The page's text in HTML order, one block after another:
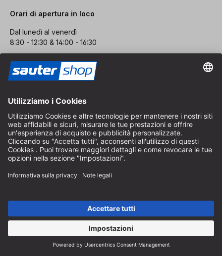
Orari di apertura in loco
Dal lunedì al venerdì
8:30 - 12:30 & 14:00 - 16:30
Indicazioni sullo scarto di batterie
Istruzioni per l'imballaggio
Spese di consegna e spedizione
Pagamento e tasse
Modulo di contatto
Diritto di recesso
Servizio FAQ
Chi siamo